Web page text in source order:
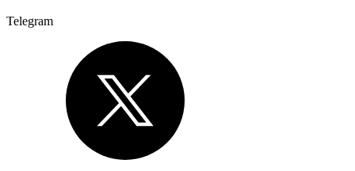
Telegram